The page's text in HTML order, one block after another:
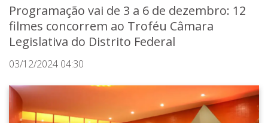
Programação vai de 3 a 6 de dezembro: 12
filmes concorrem ao Troféu Câmara
Legislativa do Distrito Federal
03/12/2024 04:30